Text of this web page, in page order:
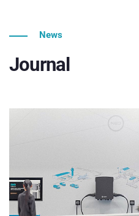
News
Journal